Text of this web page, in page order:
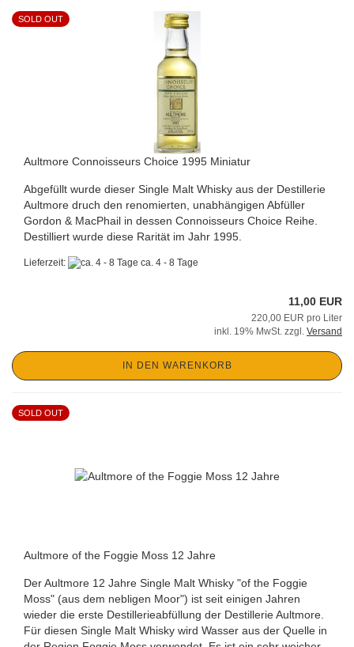
SOLD OUT
Aultmore Connoisseurs Choice 1995 Miniatur
Abgefüllt wurde dieser Single Malt Whisky aus der Destillerie
Aultmore druch den renomierten, unabhängigen Abfüller
Gordon & MacPhail in dessen Connoisseurs Choice Reihe.
Destilliert wurde diese Rarität im Jahr 1995.
Lieferzeit: ca. 4 - 8 Tage
11,00 EUR
220,00 EUR pro Liter
inkl. 19% MwSt. zzgl. Versand
IN DEN WARENKORB
SOLD OUT
Aultmore of the Foggie Moss 12 Jahre
Der Aultmore 12 Jahre Single Malt Whisky "of the Foggie
Moss" (aus dem nebligen Moor") ist seit einigen Jahren
wieder die erste Destillerieabfüllung der Destillerie Aultmore.
Für diesen Single Malt Whisky wird Wasser aus der Quelle in